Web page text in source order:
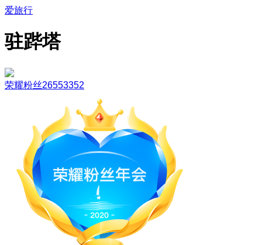
爱旅行
驻跸塔
荣耀粉丝26553352